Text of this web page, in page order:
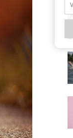
fin du comprimé
jours se profile-t-
?